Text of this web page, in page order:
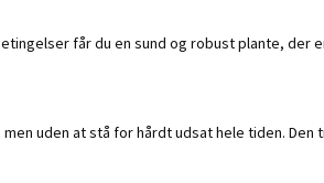
får du en sund og robust plante, der
uden at stå for hårdt udsat hele tiden.